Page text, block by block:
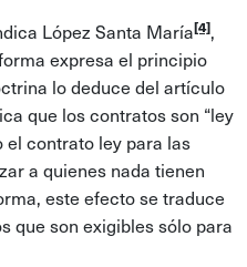
López Santa María[4],
expresa el principio
lo deduce del artículo
que los contratos son “ley
el contrato ley para las
a quienes nada tienen
este efecto se traduce
que son exigibles sólo para